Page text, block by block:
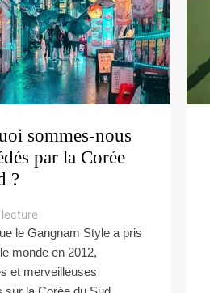
sommes-nous
par la Corée
?
le Gangnam Style a pris
monde en 2012,
et merveilleuses